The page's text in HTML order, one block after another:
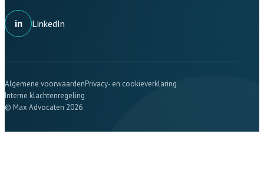
in LinkedIn
Algemene voorwaardenPrivacy- en cookieverklaring
Interne klachtenregeling
© Max Advocaten 2026